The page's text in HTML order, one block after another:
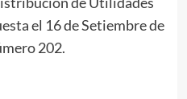
el 16 de Setiembre de
202.